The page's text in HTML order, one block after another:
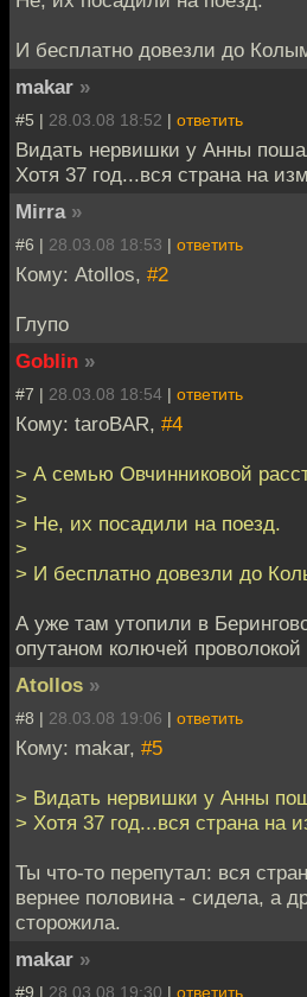
И бесплатно довезли до
makar »
#5 | 28.03.08 18:52 | ответить
Видать нервишки у Анны
Хотя 37 год...вся страна на
Mirra »
#6 | 28.03.08 18:53 | ответить
Кому: Atollos, #2
Глупо
Goblin »
#7 | 28.03.08 18:54 | ответить
Кому: taroBAR, #4
> А семью Овчинниковой
>
> Не, их посадили на поезд.
>
> И бесплатно довезли до
А уже там утопили в
опутаном колючей проволокой
Atollos »
#8 | 28.03.08 19:06 | ответить
Кому: makar, #5
> Видать нервишки у Анны
> Хотя 37 год...вся страна на
Ты что-то перепутал: вся
вернее половина - сидела, а
сторожила.
makar »
#9 | 28.03.08 19:30 | ответить